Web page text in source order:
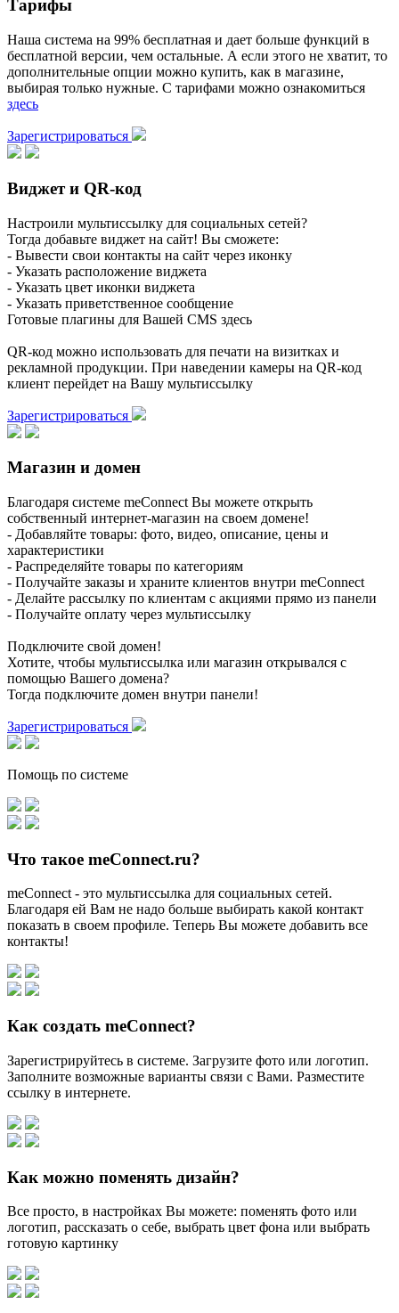
Тарифы
Наша система на 99% бесплатная и дает больше функций в
бесплатной версии, чем остальные. А если этого не хватит, то
дополнительные опции можно купить, как в магазине,
выбирая только нужные. С тарифами можно ознакомиться
здесь
Зарегистрироваться
Виджет и QR-код
Настроили мультиссылку для социальных сетей?
Тогда добавьте виджет на сайт! Вы сможете:
- Вывести свои контакты на сайт через иконку
- Указать расположение виджета
- Указать цвет иконки виджета
- Указать приветственное сообщение
Готовые плагины для Вашей CMS здесь
QR-код можно использовать для печати на визитках и
рекламной продукции. При наведении камеры на QR-код
клиент перейдет на Вашу мультиссылку
Зарегистрироваться
Магазин и домен
Благодаря системе meConnect Вы можете открыть
собственный интернет-магазин на своем домене!
- Добавляйте товары: фото, видео, описание, цены и
характеристики
- Распределяйте товары по категориям
- Получайте заказы и храните клиентов внутри meConnect
- Делайте рассылку по клиентам с акциями прямо из панели
- Получайте оплату через мультиссылку
Подключите свой домен!
Хотите, чтобы мультиссылка или магазин открывался с
помощью Вашего домена?
Тогда подключите домен внутри панели!
Зарегистрироваться
Помощь по системе
Что такое meConnect.ru?
meConnect - это мультиссылка для социальных сетей.
Благодаря ей Вам не надо больше выбирать какой контакт
показать в своем профиле. Теперь Вы можете добавить все
контакты!
Как создать meConnect?
Зарегистрируйтесь в системе. Загрузите фото или логотип.
Заполните возможные варианты связи с Вами. Разместите
ссылку в интернете.
Как можно поменять дизайн?
Все просто, в настройках Вы можете: поменять фото или
логотип, рассказать о себе, выбрать цвет фона или выбрать
готовую картинку